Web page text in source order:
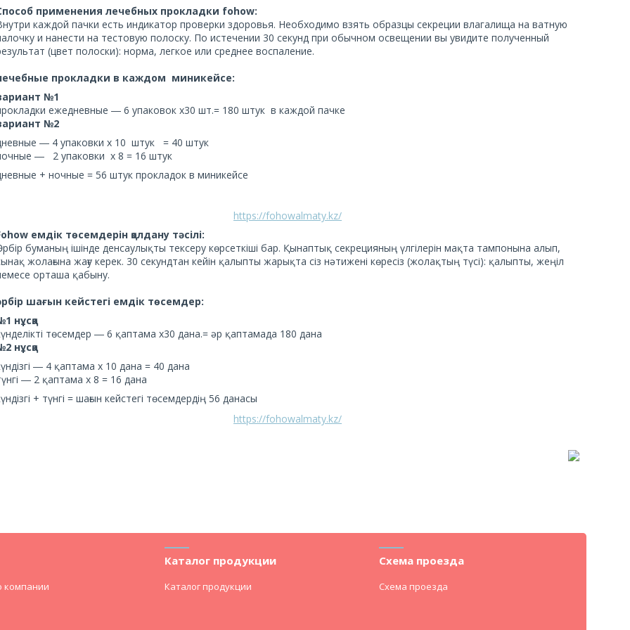
применения лечебных прокладки fohow:
каждой пачки есть индикатор проверки здоровья. Необходимо взять образцы секреции влагалища на ватную
и нанести на тестовую полоску. По истечении 30 секунд при обычном освещении вы увидите полученный
(цвет полоски): норма, легкое или среднее воспаление.
прокладки в каждом миникейсе:
№1
ежедневные ― 6 упаковок x30 шт.= 180 штук в каждой пачке
№2
― 4 упаковки x 10 штук = 40 штук
― 2 упаковки x 8 = 16 штук
+ ночные = 56 штук прокладок в миникейсе
https://fohowalmaty.kz/
емдік төсемдерін қолдану тәсілі:
буманың ішінде денсаулықты тексеру көрсеткіші бар. Қынаптық секрецияның үлгілерін мақта тампонына алып,
жолағына жағу керек. 30 секундтан кейін қалыпты жарықта сіз нәтижені көресіз (жолақтың түсі): қалыпты, жеңіл
орташа қабыну.
шағын кейстегі емдік төсемдер:
нұсқа
төсемдер ― 6 қаптама x30 дана.= әр қаптамада 180 дана
нұсқа
― 4 қаптама x 10 дана = 40 дана
― 2 қаптама x 8 = 16 дана
+ түнгі = шағын кейстегі төсемдердің 56 данасы
https://fohowalmaty.kz/
компании
Каталог продукции
Каталог продукции
Схема проезда
Схема проезда